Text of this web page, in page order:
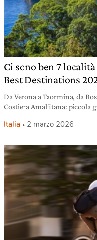
Ci sono ben 7
Best Destinations
Da Verona a Taormina, da
Costiera Amalfitana: piccola
Italia 2 marzo 2026